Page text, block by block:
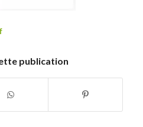
publication